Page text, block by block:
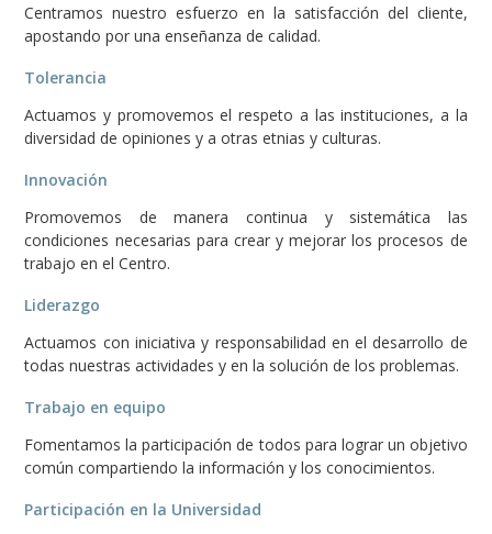
Centramos nuestro esfuerzo en la satisfacción del cliente,
apostando por una enseñanza de calidad.
Tolerancia
Actuamos y promovemos el respeto a las instituciones, a la
diversidad de opiniones y a otras etnias y culturas.
Innovación
Promovemos de manera continua y sistemática las
condiciones necesarias para crear y mejorar los procesos de
trabajo en el Centro.
Liderazgo
Actuamos con iniciativa y responsabilidad en el desarrollo de
todas nuestras actividades y en la solución de los problemas.
Trabajo en equipo
Fomentamos la participación de todos para lograr un objetivo
común compartiendo la información y los conocimientos.
Participación en la Universidad